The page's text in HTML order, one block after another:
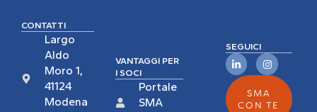
CONTATTI
Largo
Aldo
Moro 1,
41124
Modena
VANTAGGI PER
I SOCI
Portale
SMA
SEGUICI
SMA
CON TE